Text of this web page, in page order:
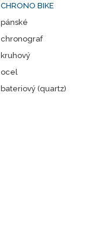
CHRONO BIKE
pánské
chronograf
kruhový
ocel
bateriový (quartz)